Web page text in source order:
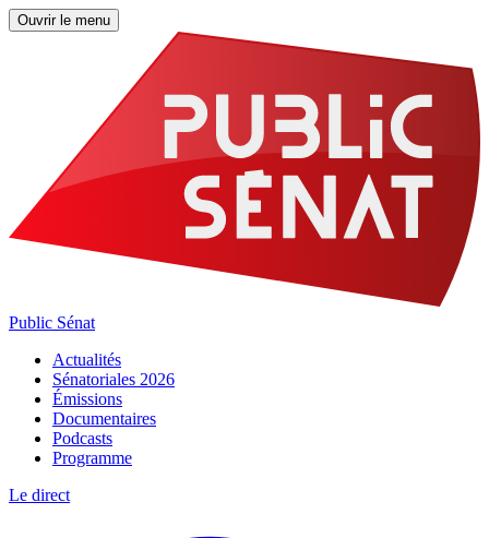
Ouvrir le menu
Public Sénat
Actualités
Sénatoriales 2026
Émissions
Documentaires
Podcasts
Programme
Le direct